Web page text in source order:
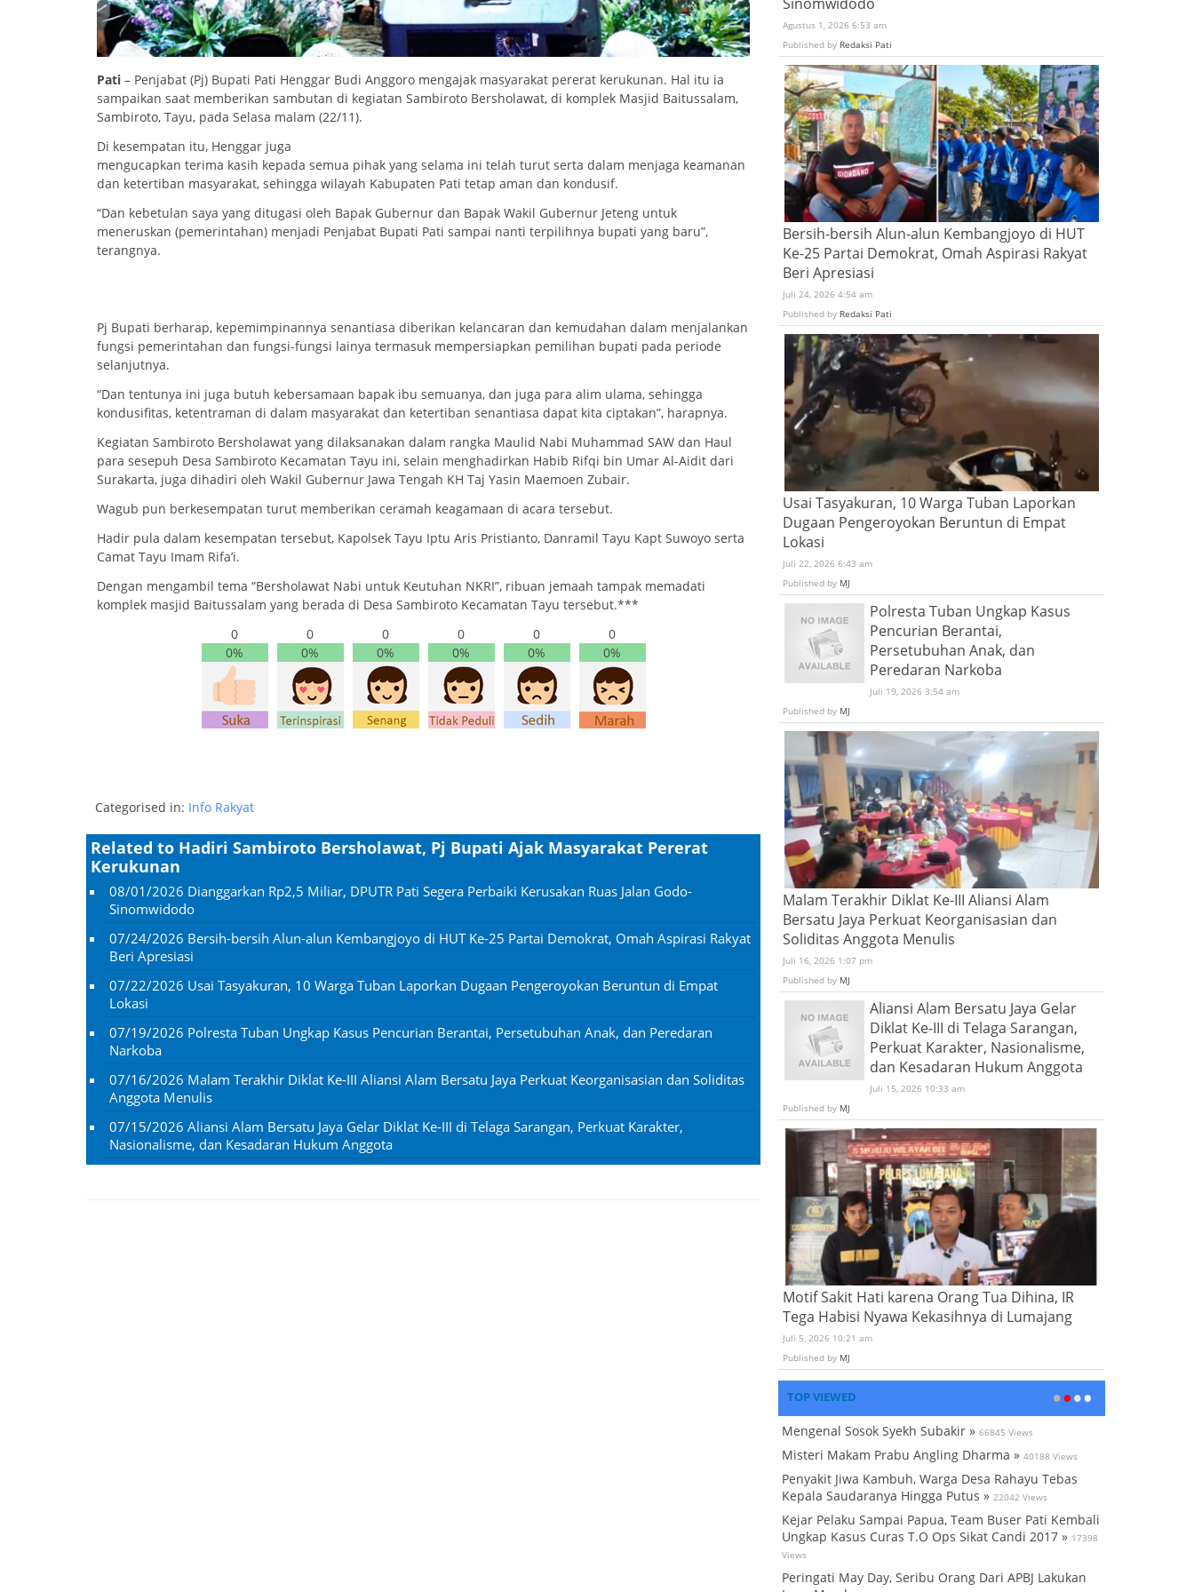
Pati – Penjabat (Pj) Bupati Pati Henggar Budi Anggoro mengajak masyarakat pererat kerukunan. Hal itu ia
sampaikan saat memberikan sambutan di kegiatan Sambiroto Bersholawat, di komplek Masjid Baitussalam,
Sambiroto, Tayu, pada Selasa malam (22/11).
Di kesempatan itu, Henggar juga
mengucapkan terima kasih kepada semua pihak yang selama ini telah turut serta dalam menjaga keamanan
dan ketertiban masyarakat, sehingga wilayah Kabupaten Pati tetap aman dan kondusif.
“Dan kebetulan saya yang ditugasi oleh Bapak Gubernur dan Bapak Wakil Gubernur Jeteng untuk
meneruskan (pemerintahan) menjadi Penjabat Bupati Pati sampai nanti terpilihnya bupati yang baru”,
terangnya.
Pj Bupati berharap, kepemimpinannya senantiasa diberikan kelancaran dan kemudahan dalam menjalankan
fungsi pemerintahan dan fungsi-fungsi lainya termasuk mempersiapkan pemilihan bupati pada periode
selanjutnya.
“Dan tentunya ini juga butuh kebersamaan bapak ibu semuanya, dan juga para alim ulama, sehingga
kondusifitas, ketentraman di dalam masyarakat dan ketertiban senantiasa dapat kita ciptakan”, harapnya.
Kegiatan Sambiroto Bersholawat yang dilaksanakan dalam rangka Maulid Nabi Muhammad SAW dan Haul
para sesepuh Desa Sambiroto Kecamatan Tayu ini, selain menghadirkan Habib Rifqi bin Umar Al-Aidit dari
Surakarta, juga dihadiri oleh Wakil Gubernur Jawa Tengah KH Taj Yasin Maemoen Zubair.
Wagub pun berkesempatan turut memberikan ceramah keagamaan di acara tersebut.
Hadir pula dalam kesempatan tersebut, Kapolsek Tayu Iptu Aris Pristianto, Danramil Tayu Kapt Suwoyo serta
Camat Tayu Imam Rifa’i.
Dengan mengambil tema “Bersholawat Nabi untuk Keutuhan NKRI”, ribuan jemaah tampak memadati
komplek masjid Baitussalam yang berada di Desa Sambiroto Kecamatan Tayu tersebut.***
0
0%
0
0%
0
0%
0
0%
0
0%
0
0%
Categorised in: Info Rakyat
Related to Hadiri Sambiroto Bersholawat, Pj Bupati Ajak Masyarakat Pererat
Kerukunan
08/01/2026 Dianggarkan Rp2,5 Miliar, DPUTR Pati Segera Perbaiki Kerusakan Ruas Jalan Godo-
Sinomwidodo
07/24/2026 Bersih-bersih Alun-alun Kembangjoyo di HUT Ke-25 Partai Demokrat, Omah Aspirasi Rakyat
Beri Apresiasi
07/22/2026 Usai Tasyakuran, 10 Warga Tuban Laporkan Dugaan Pengeroyokan Beruntun di Empat
Lokasi
07/19/2026 Polresta Tuban Ungkap Kasus Pencurian Berantai, Persetubuhan Anak, dan Peredaran
Narkoba
07/16/2026 Malam Terakhir Diklat Ke-III Aliansi Alam Bersatu Jaya Perkuat Keorganisasian dan Soliditas
Anggota Menulis
07/15/2026 Aliansi Alam Bersatu Jaya Gelar Diklat Ke-III di Telaga Sarangan, Perkuat Karakter,
Nasionalisme, dan Kesadaran Hukum Anggota
Agustus 1, 2026 6:53 am
Published by Redaksi Pati
Bersih-bersih Alun-alun Kembangjoyo di HUT
Ke-25 Partai Demokrat, Omah Aspirasi Rakyat
Beri Apresiasi
Juli 24, 2026 4:54 am
Published by Redaksi Pati
Usai Tasyakuran, 10 Warga Tuban Laporkan
Dugaan Pengeroyokan Beruntun di Empat
Lokasi
Juli 22, 2026 6:43 am
Published by MJ
Polresta Tuban Ungkap Kasus
Pencurian Berantai,
Persetubuhan Anak, dan
Peredaran Narkoba
Juli 19, 2026 3:54 am
Published by MJ
Malam Terakhir Diklat Ke-III Aliansi Alam
Bersatu Jaya Perkuat Keorganisasian dan
Soliditas Anggota Menulis
Juli 16, 2026 1:07 pm
Published by MJ
Aliansi Alam Bersatu Jaya Gelar
Diklat Ke-III di Telaga Sarangan,
Perkuat Karakter, Nasionalisme,
dan Kesadaran Hukum Anggota
Juli 15, 2026 10:33 am
Published by MJ
Motif Sakit Hati karena Orang Tua Dihina, IR
Tega Habisi Nyawa Kekasihnya di Lumajang
Juli 5, 2026 10:21 am
Published by MJ
TOP VIEWED
Mengenal Sosok Syekh Subakir » 66845 Views
Misteri Makam Prabu Angling Dharma » 40188 Views
Penyakit Jiwa Kambuh, Warga Desa Rahayu Tebas
Kepala Saudaranya Hingga Putus » 22042 Views
Kejar Pelaku Sampai Papua, Team Buser Pati Kembali
Ungkap Kasus Curas T.O Ops Sikat Candi 2017 » 17398
Views
Peringati May Day, Seribu Orang Dari APBJ Lakukan